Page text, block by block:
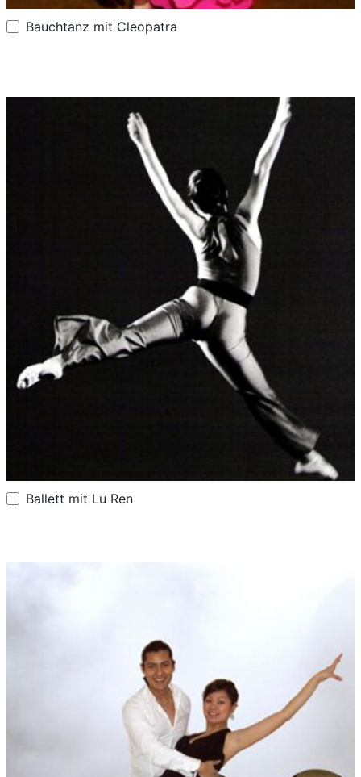
Bauchtanz mit Cleopatra
Ballett mit Lu Ren